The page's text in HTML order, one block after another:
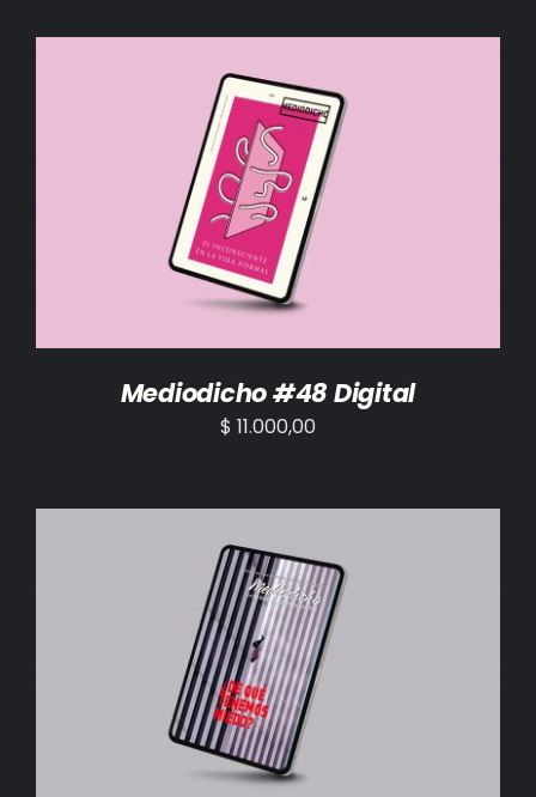
AÑADIR AL CARRITO /
Mediodicho #48 Digital
$ 11.000,00
AÑADIR AL CARRITO /